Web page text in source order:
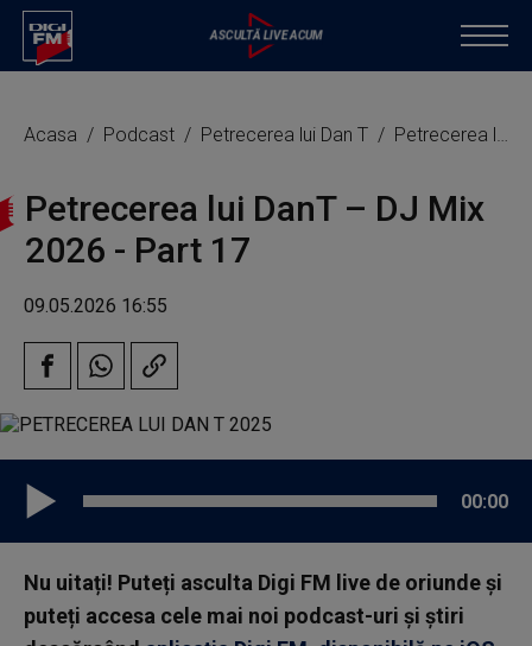
Acasa Podcast Petrecerea lui Dan T Petrecerea lui DanT – DJ Mix 2026 - Part 17
Petrecerea lui DanT – DJ Mix
2026 - Part 17
09.05.2026 16:55
00:00
Nu uitați! Puteți asculta Digi FM live de oriunde și
puteți accesa cele mai noi podcast-uri și știri